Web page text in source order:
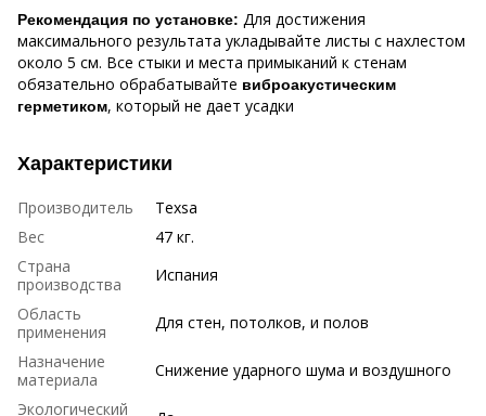
Рекомендация по установке: Для достижения
максимального результата укладывайте листы с нахлестом
около 5 см. Все стыки и места примыканий к стенам
обязательно обрабатывайте виброакустическим
герметиком, который не дает усадки
Характеристики
Производитель
Texsa
Вес
47 кг.
Страна
производства
Испания
Область
применения
Для стен, потолков, и полов
Назначение
материала
Снижение ударного шума и воздушного
Экологический